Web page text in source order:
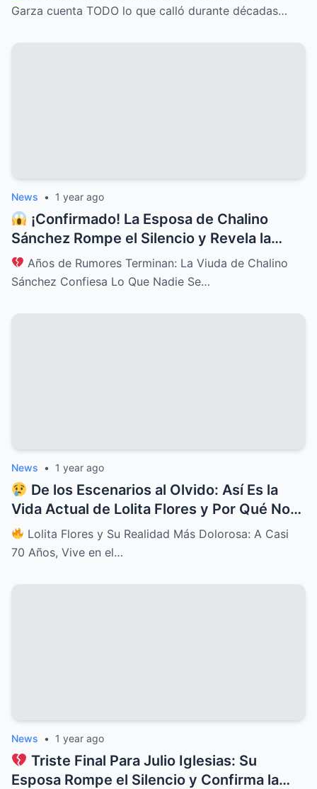
Garza cuenta TODO lo que calló durante décadas…
News • 1 year ago
¡Confirmado! La Esposa de Chalino
Sánchez Rompe el Silencio y Revela la
Verdad Que Todos Sospechaban
Años de Rumores Terminan: La Viuda de Chalino
Sánchez Confiesa Lo Que Nadie Se…
News • 1 year ago
De los Escenarios al Olvido: Así Es la
Vida Actual de Lolita Flores y Por Qué Nos
Parte el Alma
Lolita Flores y Su Realidad Más Dolorosa: A Casi
70 Años, Vive en el…
News • 1 year ago
Triste Final Para Julio Iglesias: Su
Esposa Rompe el Silencio y Confirma la